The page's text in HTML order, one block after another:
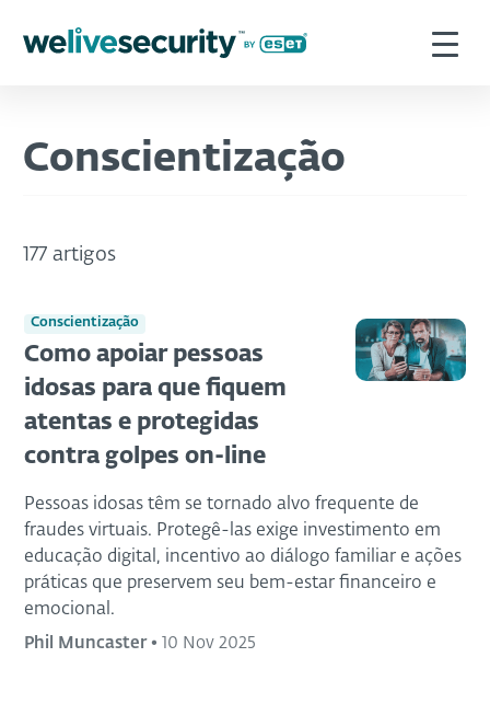
Conscientização
177 artigos
Conscientização
Como apoiar pessoas
idosas para que fiquem
atentas e protegidas
contra golpes on-line
Pessoas idosas têm se tornado alvo frequente de
fraudes virtuais. Protegê-las exige investimento em
educação digital, incentivo ao diálogo familiar e ações
práticas que preservem seu bem-estar financeiro e
emocional.
Phil Muncaster• 10 Nov 2025